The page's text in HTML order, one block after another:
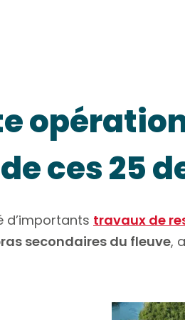
ces 25
d’importants travaux de
secondaires du fleuve,